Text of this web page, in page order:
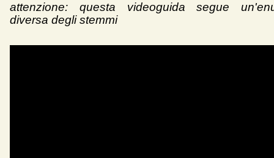
attenzione: questa videoguida segue
diversa degli stemmi